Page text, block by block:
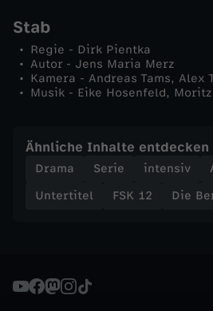
e
M
ä
d
c
n
Stab
Regie - Dirk Pientka
Autor - Jens Maria Merz
Kamera - Andreas Tams, Alex
Musik - Eike Hosenfeld,
Ähnliche Inhalte entdecken
Drama Serie intensiv
Untertitel
FSK 12 Die